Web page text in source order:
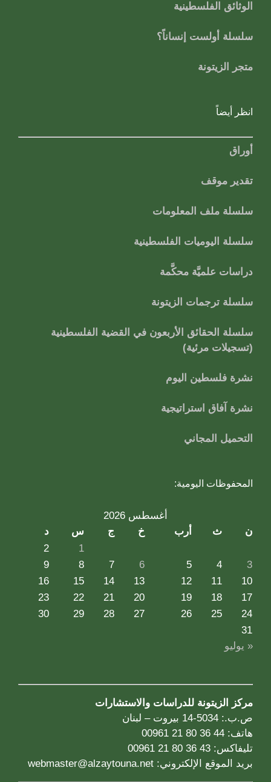
الوثائق الفلسطينية
سلسلة أولست إنساناً؟
متجر الزيتونة
انظر أيضاً
أوراق
تقدير موقف
سلسلة ملف المعلومات
سلسلة اليوميات الفلسطينية
دراسات علميَّة محكَّمة
سلسلة ترجمات الزيتونة
سلسلة الحقائق الأربعون في القضية الفلسطينية
(تسجيلات مرئية)
نشرة فلسطين اليوم
نشرة آفاق استراتيجية
التحميل المجاني
المحفوظات اليومية:
أغسطس 2026
ن
ث أرب خ ج س
د
1
2
3
4
5
6
7
8
9
10
11
12
13
14
15
16
17
18
19
20
21
22
23
24
25
26
27
28
29
30
31
« يوليو
مركز الزيتونة للدراسات والاستشارات
ص.ب.: 5034-14 بيروت – لبنان
هاتف: 44 36 80 21 00961
تليفاكس: 43 36 80 21 00961
بريد الموقع الإلكتروني: webmaster@alzaytouna.net